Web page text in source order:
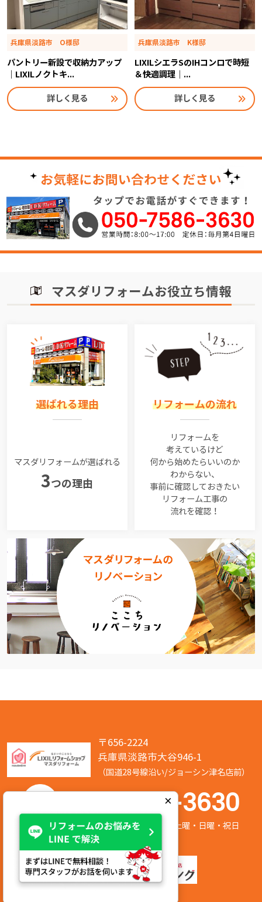
兵庫県淡路市 O様邸
パントリー新設で収納力アップ
｜LIXILノクトキ...
詳しく見る
兵庫県淡路市 K様邸
LIXILシエラSのIHコンロで時短
＆快適調理｜...
詳しく見る
マスダリフォームお役立ち情報
選ばれる理由
マスダリフォームが選ばれる
3つの理由
リフォームの流れ
リフォームを
考えているけど
何から始めたらいいのか
わからない、
事前に確認しておきたい
リフォーム工事の
流れを確認！
〒656-2224
兵庫県淡路市大谷946-1
（国道28号線沿い/ジョーシン津名店前）
050-7586-3630
営業時間:8:00～17:00 定休日:第2/第4土曜・日曜・祝日
×